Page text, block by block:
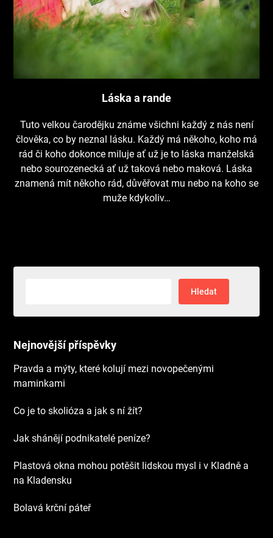
Láska a rande
Tuto velkou čarodějku známe všichni každý z nás není
člověka, co by neznal lásku. Každý má někoho, koho má
rád či koho dokonce miluje ať už je to láska manželská
nebo sourozenecká ať už taková nebo maková. Láska
znamená mít někoho rád, důvěřovat mu nebo na koho se
muže kdykoliv…
Nejnovější příspěvky
Pravda a mýty, které kolují mezi novopečenými
maminkami
Co je to skolióza a jak s ní žít?
Jak shánějí podnikatelé peníze?
Plastová okna mohou potěšit lidskou mysl i v Kladně a
na Kladensku
Bolavá krční páteř